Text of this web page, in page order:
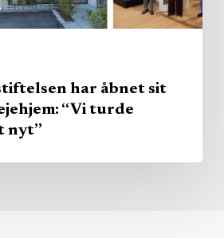
har åbnet sit
“Vi turde
nyt”